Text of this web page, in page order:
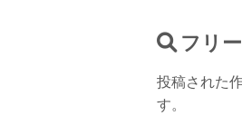
フリ
投稿された
す。